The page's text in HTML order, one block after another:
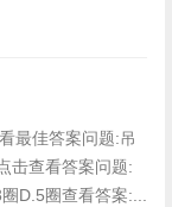
最佳答案问题:吊
击查看答案问题:
D.5圈查看答案:...